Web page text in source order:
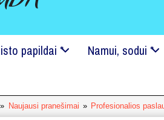
papildai * Namui, sodui *
» Naujausi pranešimai » Profesionalios